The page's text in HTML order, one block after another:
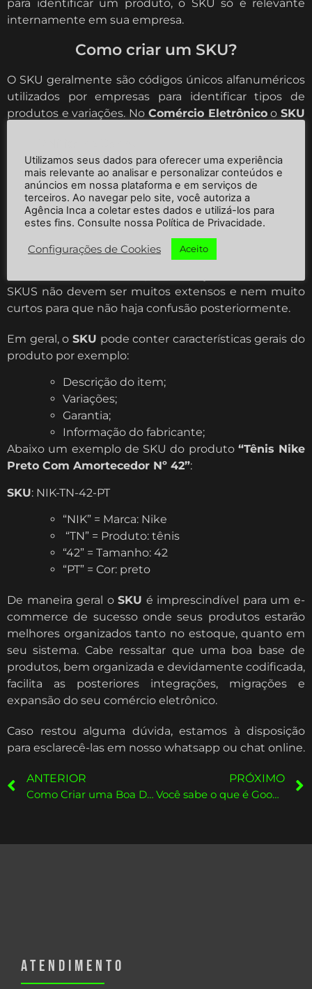
para identificar um produto, o SKU só é relevante
internamente em sua empresa.
Como criar um SKU?
O SKU geralmente são códigos únicos alfanuméricos
utilizados por empresas para identificar tipos de
produtos e variações. No Comércio EletrônicooSKU
de maneira correta.
Basicamente, SKU é um número de identificação de
um produto que facilita a organização, venda e envio
do produto.
Não há uma regra específica para criação do SKU
SKUS não devem ser muitos extensos e nem muito
curtos para que não haja confusão posteriormente.
Em geral, o SKU pode conter características gerais do
produto por exemplo:
Descrição do item;
Variações;
Garantia;
Informação do fabricante;
Abaixo um exemplo de SKU do produto “Tênis Nike
Preto Com Amortecedor Nº 42”:
SKU: NIK-TN-42-PT
“NIK” = Marca: Nike
“TN” = Produto: tênis
“42” = Tamanho: 42
“PT” = Cor: preto
De maneira geral oSKU é imprescindível para um e-
commerce de sucesso onde seus produtos estarão
melhores organizados tanto no estoque, quanto em
seu sistema. Cabe ressaltar que uma boa base de
produtos, bem organizada e devidamente codificada,
facilita as posteriores integrações, migrações e
expansão do seu comércio eletrônico.
Caso restou alguma dúvida, estamos à disposição
para esclarecê-las em nosso whatsapp ou chat online.
ANTERIOR
Como Criar uma Boa Descrição para Seu Produto no E-commerce?
PRÓXIMO
Você sabe o que é Google Merchant Center ?
ATENDIMENTO
Utilizamos seus dados para oferecer uma experiência
mais relevante ao analisar e personalizar conteúdos e
anúncios em nossa plataforma e em serviços de
terceiros. Ao navegar pelo site, você autoriza a
Agência Inca a coletar estes dados e utilizá-los para
estes fins. Consulte nossa Política de Privacidade.
Configurações de Cookies Aceito